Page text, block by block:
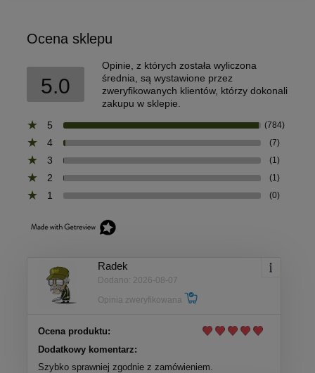
Ocena sklepu
5.0
Opinie, z których została wyliczona
średnia, są wystawione przez
zweryfikowanych klientów, którzy dokonali
zakupu w sklepie.
5
(784)
4 (7)
3 (1)
2 (1)
1 (0)
Radek
Dodano: 2026-08-07
Opinia zweryfikowana
Ocena produktu:
Dodatkowy komentarz:
Szybko sprawniej zgodnie z zamówieniem.